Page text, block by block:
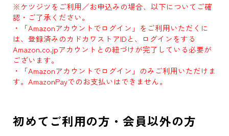
※ケツジツをご利用／お申込みの場合、以下についてご確
認・ご了承ください。
・「Amazonアカウントでログイン」をご利用いただくに
は、登録済みのカドカワストアIDと、ログインをする
Amazon.co.jpアカウントとの紐づけが完了している必要が
ございます。
・「Amazonアカウントでログイン」のみご利用いただけま
す。AmazonPayでのお支払いはできません。
初めてご利用の方・会員以外の方